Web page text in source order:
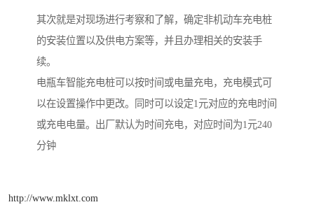
其次就是对现场进行考察和了解，确定非机动车充电桩
的安装位置以及供电方案等，并且办理相关的安装手
续。
电瓶车智能充电桩可以按时间或电量充电，充电模式可
以在设置操作中更改。同时可以设定1元对应的充电时间
或充电电量。出厂默认为时间充电，对应时间为1元240
分钟
http://www.mklxt.com